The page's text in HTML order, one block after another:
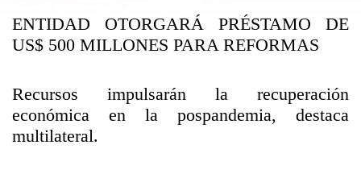
ENTIDAD OTORGARÁ PRÉSTAMO DE
US$ 500 MILLONES PARA REFORMAS
Recursos impulsarán la recuperación
económica en la pospandemia, destaca
multilateral.
Más Cursos